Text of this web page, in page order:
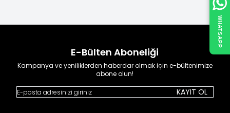
E-Bülten Aboneliği
Kampanya ve yeniliklerden haberdar olmak için e-bültenimize
abone olun!
KAYIT OL
WHATSAPP